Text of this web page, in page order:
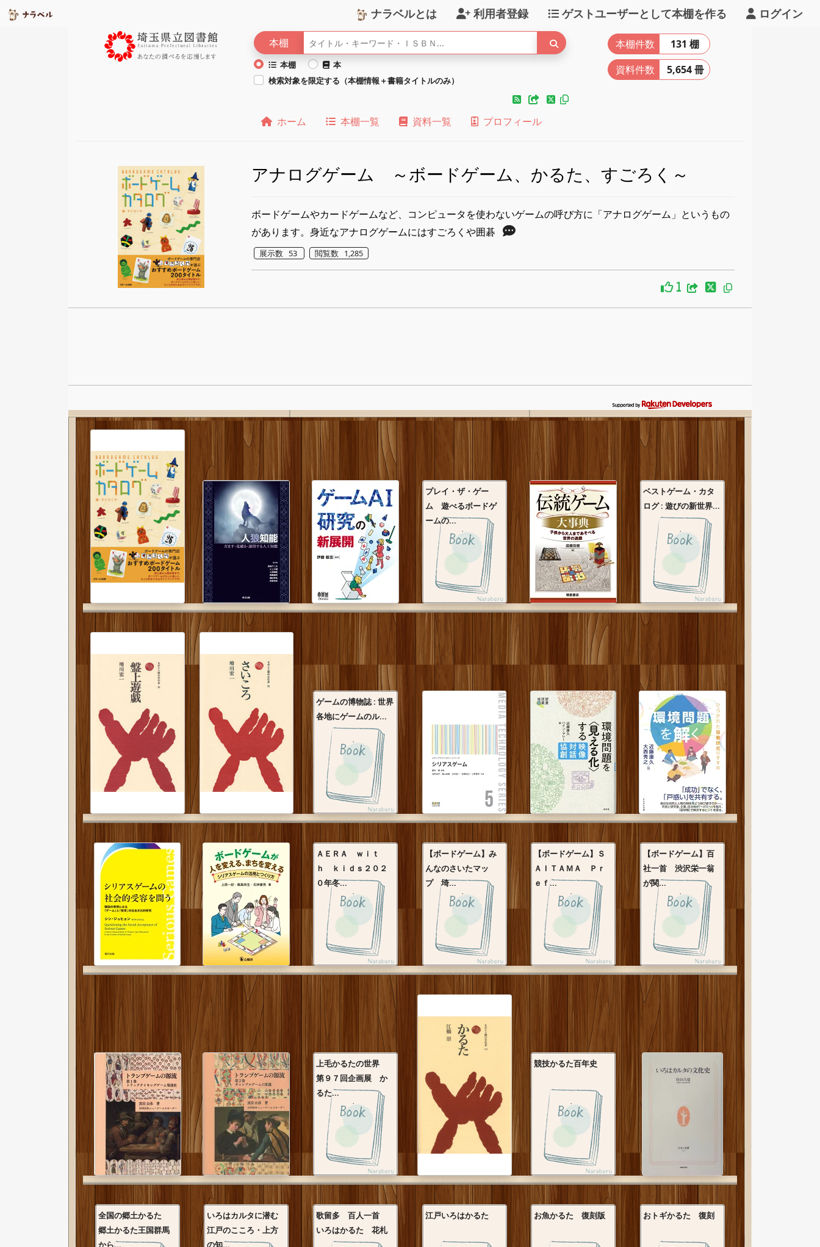
ナラベルとは 利用者登録 ゲストユーザーとして本棚を作る ログイン
本棚
本棚
本
検索対象を限定する（本棚情報＋書籍タイトルのみ）
ホーム 本棚一覧 資料一覧 プロフィール
本棚件数
131 棚
資料件数
5,654 冊
アナログゲーム ～ボードゲーム、かるた、すごろく～
ボードゲームやカードゲームなど、コンピュータを使わないゲームの呼び方に「アナログゲーム」というもの
があります。身近なアナログゲームにはすごろくや囲碁
展示数 53 閲覧数 1,285
1
プレイ・ザ・ゲー
ム 遊べるボードゲ
ームの...
ベストゲーム・カタ
ログ : 遊びの新世界...
ゲームの博物誌 : 世界
各地にゲームのル...
ＡＥＲＡ ｗｉｔ
ｈ ｋｉｄｓ２０２
０年冬...
【ボードゲーム】み
んなのさいたマッ
プ 埼...
【ボードゲーム】Ｓ
ＡＩＴＡＭＡ Ｐｒ
ｅｆ...
【ボードゲーム】百
社一首 渋沢栄一翁
が関...
上毛かるたの世界
第９７回企画展 か
るた...
競技かるた百年史
全国の郷土かるた
郷土かるた王国群馬
から...
いろはカルタに潜む
江戸のこころ・上方
の知...
歌留多 百人一首
いろはかるた 花札
江戸いろはかるた お魚かるた 復刻版 おトギかるた 復刻